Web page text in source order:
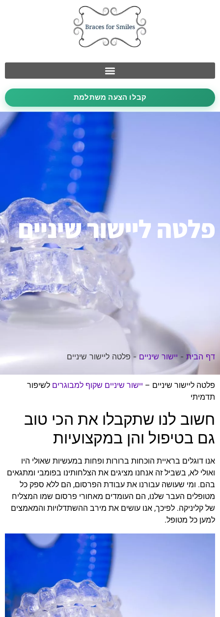
קבלו הצעה משתלמת
פלטה ליישור שיניים
דף הבית - יישור שיניים - פלטה ליישור שיניים
פלטה ליישור שיניים – יישור שיניים שקוף למבוגרים לשיפור
תדמיתי
חשוב לנו שתקבלו את הכי טוב
גם בטיפול והן במקצועיות
אנו דוגלים בראיית הוכחות ברורות ופחות במעשיות שאולי היו
ואולי לא, בשביל זה אנחנו מציגים את הצלחותינו בפומבי ומתגאים
בהם. ומי שעושה עבורנו את עבודת הפרסום, הם ללא ספק כל
מטופלים העבר שלנו, הם העומדים מאחורי פרסום שמו המצליח
של קליניקה. לפיכך, אנו עושים את מירב ההשתדלויות והמאמצים
למען כל מטופל.